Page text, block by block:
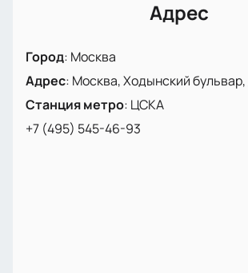
Адрес
Город: Москва
Адрес: Москва, Ходынский бульвар,
Станция метро: ЦСКА
+7 (495) 545-46-93